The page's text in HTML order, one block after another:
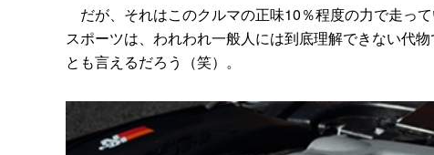
だが、それはこのクルマの正味10％程度の力で走っ
スポーツは、われわれ一般人には到底理解できない代
とも言えるだろう（笑）。